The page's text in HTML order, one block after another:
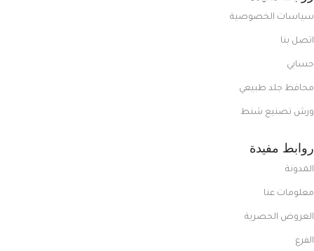
سياسات الخصوصية
اتصل بنا
حسابي
محافظ جلد طبيعي
ورش تصنيع شنط
روابط مفيدة
المدونة
معلومات عنا
العروض الحصرية
الفرع